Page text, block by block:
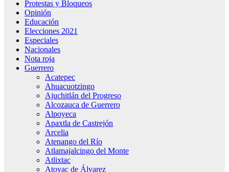
Protestas y Bloqueos
Opinión
Educación
Elecciones 2021
Especiales
Nacionales
Nota roja
Guerrero
Acatepec
Ahuacuotzingo
Ajuchitlán del Progreso
Alcozauca de Guerrero
Alpoyeca
Apaxtla de Castrejón
Arcelia
Atenango del Río
Atlamajalcingo del Monte
Atlixtac
Atoyac de Álvarez